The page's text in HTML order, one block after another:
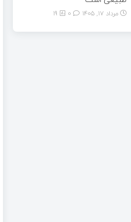
مرداد ۱۷, ۱۴۰۵ 19